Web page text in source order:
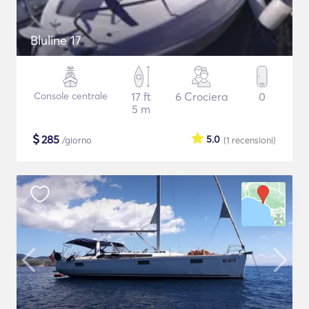
Bluline 17
Console centrale
17 ft
5 m
6 Crociera 0
$285 /giorno (1 recensioni)
5.0